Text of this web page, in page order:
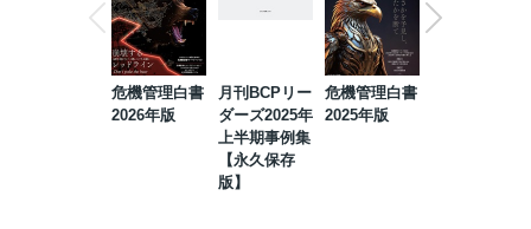
危機管理白書
2026年版
月刊BCPリー
ダーズ2025年
上半期事例集
【永久保存
版】
危機管理白書
2025年版